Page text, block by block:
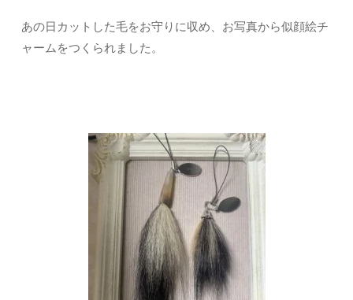
あの日カットした毛をお守りに収め、お写真から似顔絵チ
ャームをつくられました。